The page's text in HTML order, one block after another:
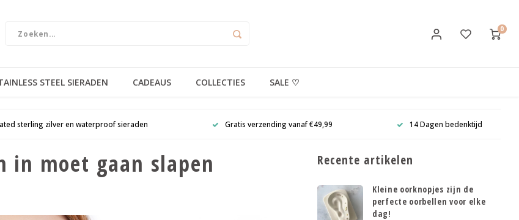
0
STEEL SIERADEN CADEAUS COLLECTIES SALE ♡
sterling zilver en waterproof sieraden Gratis verzending vanaf €49,99 14 Dagen bedenktijd
in moet gaan slapen Recente artikelen
Kleine oorknopjes zijn de
perfecte oorbellen voor elke
dag!